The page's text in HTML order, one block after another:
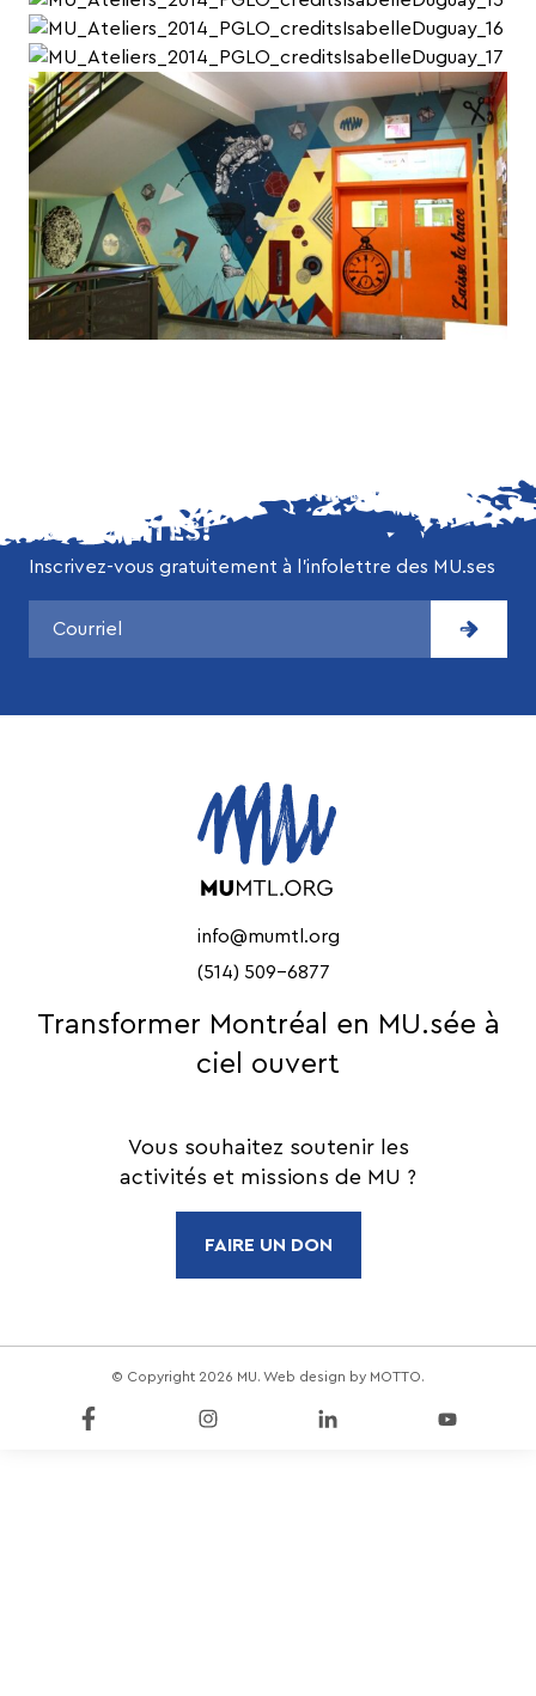
NE MANQUEZ AUCUNE DE NOS
ACTUALITÉS!
Inscrivez-vous gratuitement à l’infolettre des MU.ses
info@mumtl.org
(514) 509-6877
Transformer Montréal en MU.sée à
ciel ouvert
Vous souhaitez soutenir les
activités et missions de MU ?
FAIRE UN DON
© Copyright 2026 MU. Web design by MOTTO.